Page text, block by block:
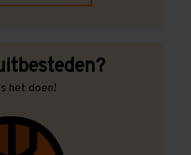
het doen!